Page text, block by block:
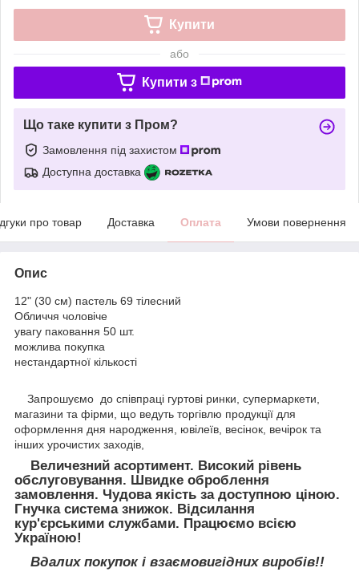
Купити
або
Купити з
Що таке купити з Пром?
Замовлення під захистом
Доступна доставка
про товар Доставка Оплата Умови повернення
Опис
12" (30 см) пастель 69 тілесний
Обличчя чоловіче
увагу паковання 50 шт.
можлива покупка
нестандартної кількості
Запрошуємо до співпраці гуртові ринки, супермаркети,
магазини та фірми, що ведуть торгівлю продукції для
оформлення дня народження, ювілеїв, весінок, вечірок та
інших урочистих заходів,
Величезний асортимент. Високий рівень
обслуговування. Швидке оброблення
замовлення. Чудова якість за доступною ціною.
Гнучка система знижок. Відсилання
кур'єрськими службами. Працюємо всією
Україною!
Вдалих покупок і взаємовигідних виробів!!